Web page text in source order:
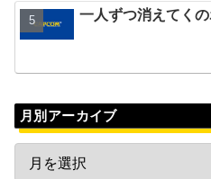
一人ずつ消えてく
月別アーカイブ